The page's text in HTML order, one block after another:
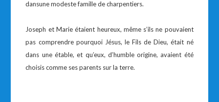
dansune modeste famille de charpentiers.
Joseph et Marie étaient heureux, même s’ils ne pouvaient
pas comprendre pourquoi Jésus, le Fils de Dieu, était né
dans une étable, et qu’eux, d’humble origine, avaient été
choisis comme ses parents sur la terre.